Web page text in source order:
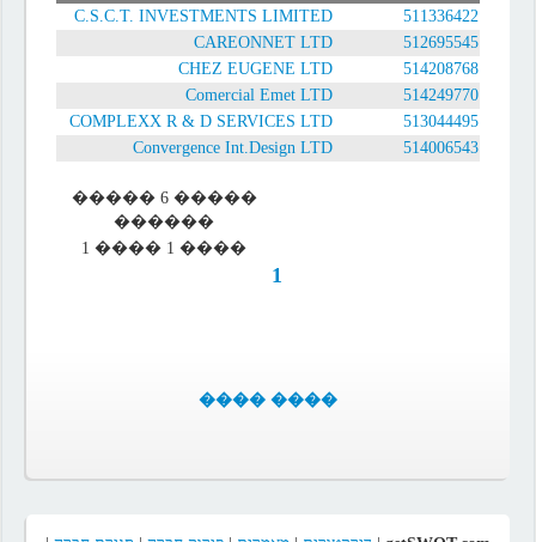
511336422
C.S.C.T. INVESTMENTS LIMITED
512695545
CAREONNET LTD
514208768
CHEZ EUGENE LTD
514249770
Comercial Emet LTD
513044495
COMPLEXX R & D SERVICES LTD
514006543
Convergence Int.Design LTD
����� 6 �����
������
���� 1 ���� 1
1
���� ����